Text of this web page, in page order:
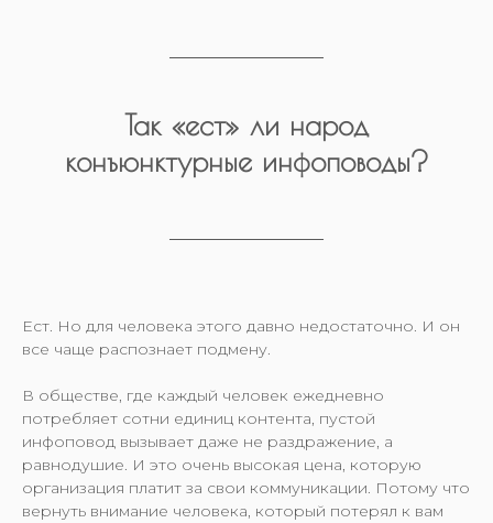
Так «ест» ли народ
конъюнктурные инфоповоды?
Ест. Но для человека этого давно недостаточно. И он
все чаще распознает подмену.
В обществе, где каждый человек ежедневно
потребляет сотни единиц контента, пустой
инфоповод вызывает даже не раздражение, а
равнодушие. И это очень высокая цена, которую
организация платит за свои коммуникации. Потому что
вернуть внимание человека, который потерял к вам